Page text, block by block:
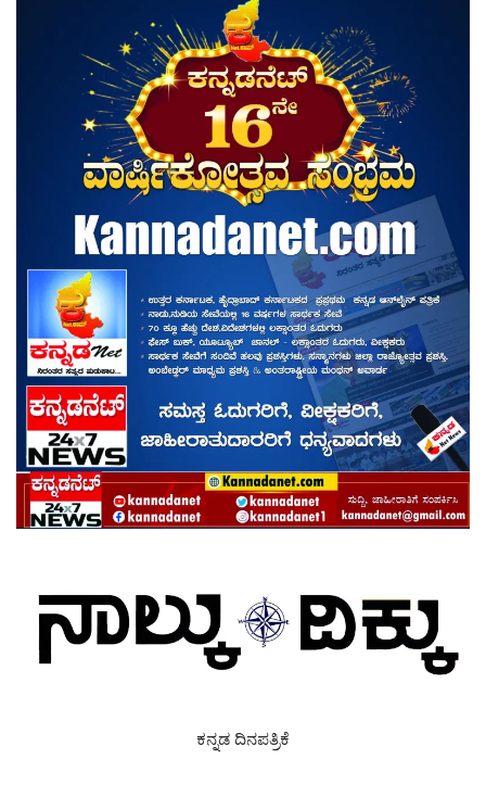
ಕನ್ನಡ ದಿನಪತ್ರಿಕೆ